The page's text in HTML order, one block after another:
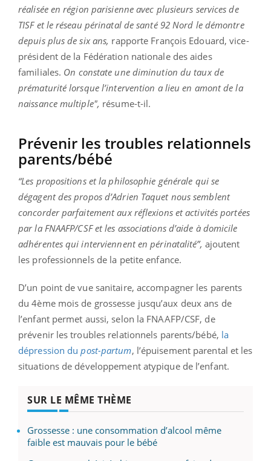
réalisée en région parisienne avec plusieurs services de
TISF et le réseau périnatal de santé 92 Nord le démontre
depuis plus de six ans, rapporte François Edouard, vice-
président de la Fédération nationale des aides
familiales. On constate une diminution du taux de
prématurité lorsque l’intervention a lieu en amont de la
naissance multiple", résume-t-il.
Prévenir les troubles relationnels
parents/bébé
“Les propositions et la philosophie générale qui se
dégagent des propos d’Adrien Taquet nous semblent
concorder parfaitement aux réflexions et activités portées
par la FNAAFP/CSF et les associations d’aide à domicile
adhérentes qui interviennent en périnatalité”, ajoutent
les professionnels de la petite enfance.
D’un point de vue sanitaire, accompagner les parents
du 4ème mois de grossesse jusqu’aux deux ans de
l’enfant permet aussi, selon la FNAAFP/CSF, de
prévenir les troubles relationnels parents/bébé, la
dépression dupost-partum, l’épuisement parental et les
situations de développement atypique de l’enfant.
SUR LE MÊME THÈME
Grossesse : une consommation d’alcool même
faible est mauvais pour le bébé